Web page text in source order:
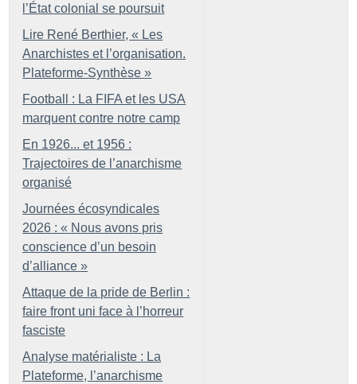
l’État colonial se poursuit
Lire René Berthier, « Les
Anarchistes et l’organisation.
Plateforme-Synthèse »
Football : La FIFA et les USA
marquent contre notre camp
En 1926... et 1956 :
Trajectoires de l’anarchisme
organisé
Journées écosyndicales
2026 : « Nous avons pris
conscience d’un besoin
d’alliance »
Attaque de la pride de Berlin :
faire front uni face à l’horreur
fasciste
Analyse matérialiste : La
Plateforme, l’anarchisme